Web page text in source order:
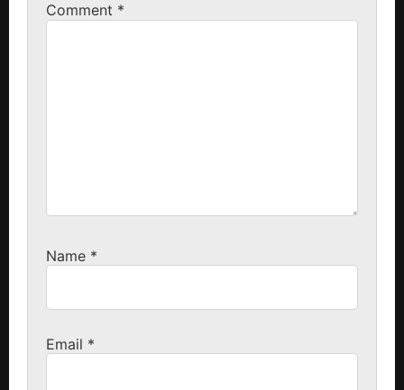
Comment *
Name *
Email *